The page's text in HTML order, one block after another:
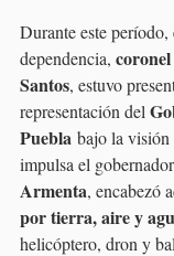
Durante este
dependencia,
Santos, estuvo
representación del
Puebla bajo la visión
impulsa el gobernador
Armenta, encabezó
por tierra, aire y
helicóptero, dron y